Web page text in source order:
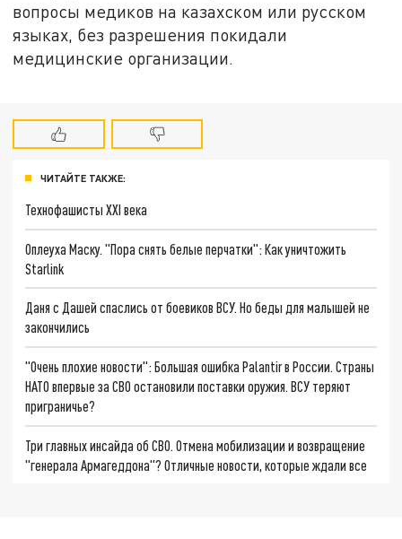
вопросы медиков на казахском или русском
языках, без разрешения покидали
медицинские организации.
ЧИТАЙТЕ ТАКЖЕ:
Технофашисты XXI века
Оплеуха Маску. "Пора снять белые перчатки": Как уничтожить
Starlink
Даня с Дашей спаслись от боевиков ВСУ. Но беды для малышей не
закончились
"Очень плохие новости": Большая ошибка Palantir в России. Страны
НАТО впервые за СВО остановили поставки оружия. ВСУ теряют
приграничье?
Три главных инсайда об СВО. Отмена мобилизации и возвращение
"генерала Армагеддона"? Отличные новости, которые ждали все